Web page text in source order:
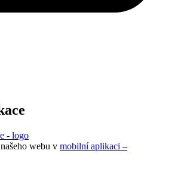
webu v mobilní aplikaci –